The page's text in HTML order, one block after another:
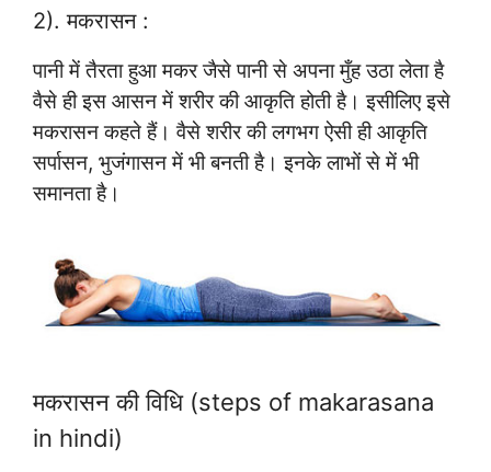
2). मकरासन :
पानी में तैरता हुआ मकर जैसे पानी से अपना मुँह उठा लेता है
वैसे ही इस आसन में शरीर की आकृति होती है। इसीलिए इसे
मकरासन कहते हैं। वैसे शरीर की लगभग ऐसी ही आकृति
सर्पासन, भुजंगासन में भी बनती है। इनके लाभों से में भी
समानता है।
मकरासन की विधि (steps of makarasana
in hindi)